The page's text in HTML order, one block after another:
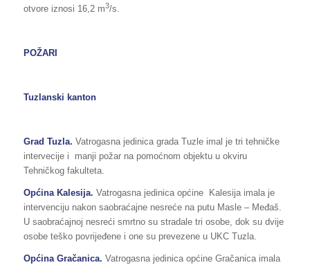
otvore iznosi 16,2 m3/s.
POŽARI
Tuzlanski kanton
Grad Tuzla. Vatrogasna jedinica grada Tuzle imal je tri tehničke
intervecije i manji požar na pomoćnom objektu u okviru
Tehničkog fakulteta.
Općina Kalesija. Vatrogasna jedinica općine Kalesija imala je
intervenciju nakon saobraćajne nesreće na putu Masle – Međaš.
U saobraćajnoj nesreći smrtno su stradale tri osobe, dok su dvije
osobe teško povrijeđene i one su prevezene u UKC Tuzla.
Općina Gračanica. Vatrogasna jedinica općine Gračanica imala